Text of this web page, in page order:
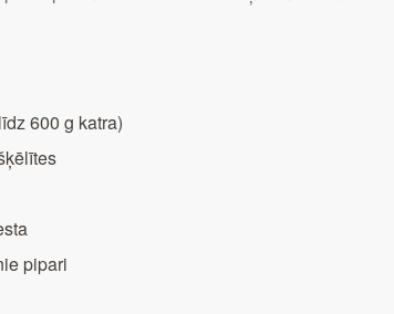
600 g katra)
pipari